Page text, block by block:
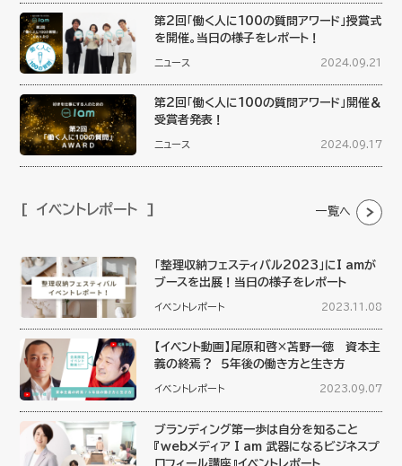
第2回「働く人に100の質問アワード」授賞式
を開催。当日の様子をレポート！
ニュース 2024.09.21
第2回「働く人に100の質問アワード」開催＆
受賞者発表！
ニュース 2024.09.17
イベントレポート 一覧へ
「整理収納フェスティバル2023」にI amが
ブースを出展！当日の様子をレポート
イベントレポート 2023.11.08
【イベント動画】尾原和啓×苫野一徳 資本主
義の終焉？ ５年後の働き方と生き方
イベントレポート 2023.09.07
ブランディング第一歩は自分を知ること
『webメディア I am 武器になるビジネスプ
ロフィール講座』イベントレポート